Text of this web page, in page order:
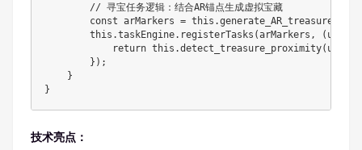
        // 寻宝任务逻辑：结合AR锚点生成虚拟宝藏
const arMarkers =
this.taskEngine.registerTasks(arMarkers,
return
        });
    }
}
技术亮点：